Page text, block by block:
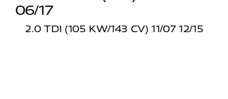
06/17
2.0 TDI (105 KW/143 CV) 11/07 12/15